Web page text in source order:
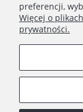
preferencji,
Więcej o
prywatności.